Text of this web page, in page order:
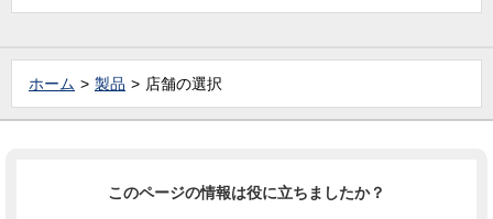
ホーム 製品 店舗の選択
このページの情報は役に立ちましたか？